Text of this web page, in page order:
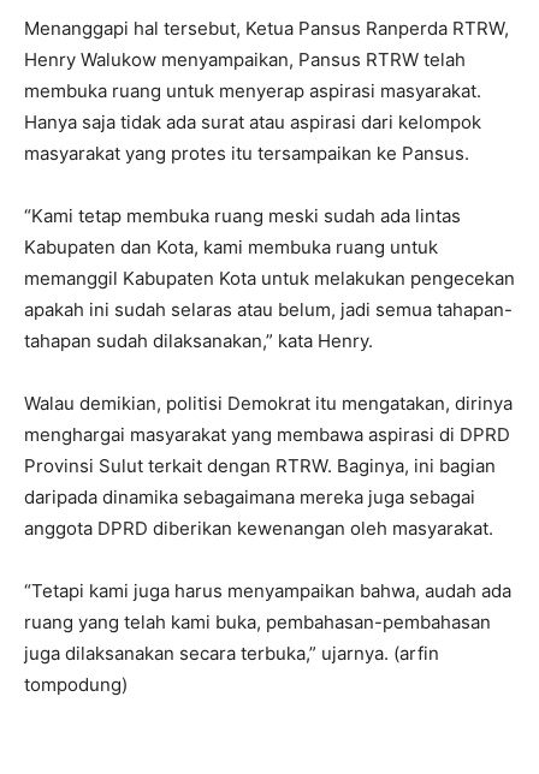
Menanggapi hal tersebut, Ketua Pansus Ranperda RTRW,
Henry Walukow menyampaikan, Pansus RTRW telah
membuka ruang untuk menyerap aspirasi masyarakat.
Hanya saja tidak ada surat atau aspirasi dari kelompok
masyarakat yang protes itu tersampaikan ke Pansus.
“Kami tetap membuka ruang meski sudah ada lintas
Kabupaten dan Kota, kami membuka ruang untuk
memanggil Kabupaten Kota untuk melakukan pengecekan
apakah ini sudah selaras atau belum, jadi semua tahapan-
tahapan sudah dilaksanakan,” kata Henry.
Walau demikian, politisi Demokrat itu mengatakan, dirinya
menghargai masyarakat yang membawa aspirasi di DPRD
Provinsi Sulut terkait dengan RTRW. Baginya, ini bagian
daripada dinamika sebagaimana mereka juga sebagai
anggota DPRD diberikan kewenangan oleh masyarakat.
“Tetapi kami juga harus menyampaikan bahwa, audah ada
ruang yang telah kami buka, pembahasan-pembahasan
juga dilaksanakan secara terbuka,” ujarnya. (arfin
tompodung)